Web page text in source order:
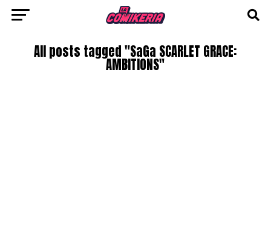
All posts tagged "SaGa SCARLET GRACE:
AMBITIONS"